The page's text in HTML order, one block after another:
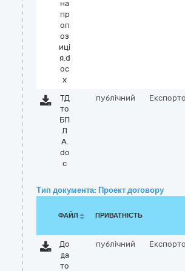
на
пр
оп
оз
иці
я.d
oc
x
ТД
то
БП
Л
А.
do
c
публічний
Тип документа: Проект договору
ФАЙЛ ПРИВАТНІСТЬ
До
да
то
публічний